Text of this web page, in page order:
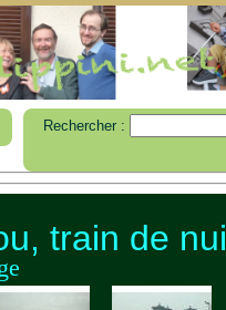
Rechercher :
train de